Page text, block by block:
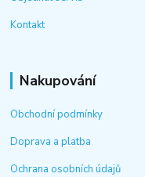
Kontakt
Nakupování
Obchodní podmínky
Doprava a platba
Ochrana osobních údajů